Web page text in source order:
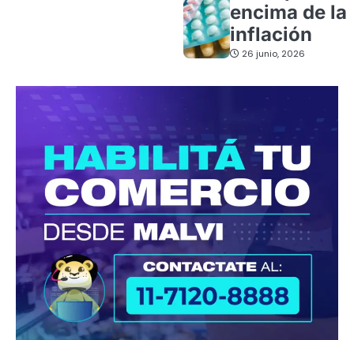
encima de la
inflación
26 junio, 2026